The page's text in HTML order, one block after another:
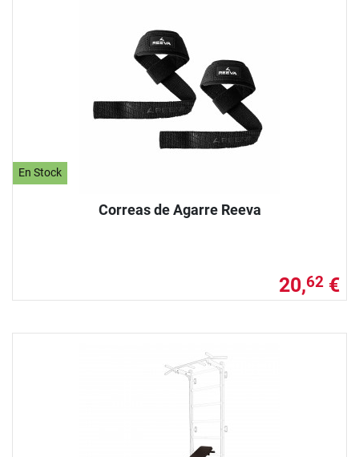
En Stock
Correas de Agarre Reeva
20,62 €